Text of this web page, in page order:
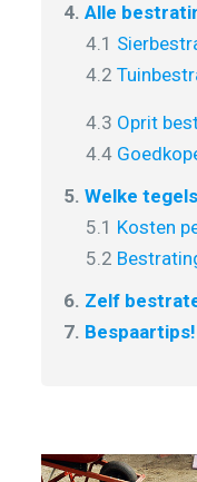
4. Alle
4.1
4.2
4.3 Oprit
4.4
5. Welke
5.1 Kosten
5.2
6. Zelf
7. Bespaartips!